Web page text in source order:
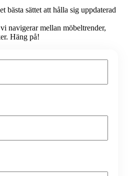
bästa sättet att hålla sig uppdaterad
navigerar mellan möbeltrender,
Häng på!